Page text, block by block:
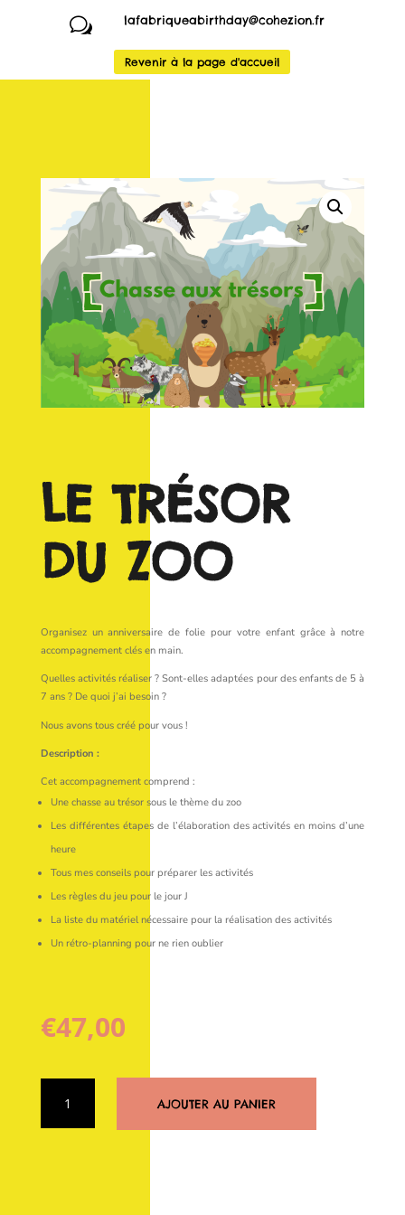
w lafabriqueabirthday@cohezion.fr
Revenir à la page d'accueil
LE TRÉSOR
DU ZOO
Organisez un anniversaire de folie pour votre enfant grâce à notre
accompagnement clés en main.
Quelles activités réaliser ? Sont-elles adaptées pour des enfants de 5 à
7 ans ? De quoi j’ai besoin ?
Nous avons tous créé pour vous !
Description :
Cet accompagnement comprend :
Une chasse au trésor sous le thème du zoo
Les différentes étapes de l’élaboration des activités en moins d’une
heure
Tous mes conseils pour préparer les activités
Les règles du jeu pour le jour J
La liste du matériel nécessaire pour la réalisation des activités
Un rétro-planning pour ne rien oublier
€47,00
Le
AJOUTER AU PANIER